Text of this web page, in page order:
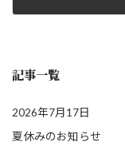
記事一覧
2026年7月17日
夏休みのお知らせ